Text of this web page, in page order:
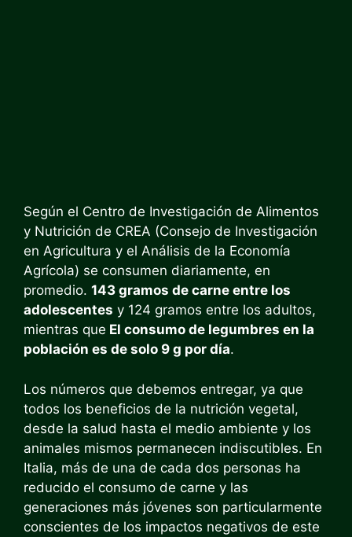
Según el Centro de Investigación de Alimentos
y Nutrición de CREA (Consejo de Investigación
en Agricultura y el Análisis de la Economía
Agrícola) se consumen diariamente, en
promedio. 143 gramos de carne entre los
adolescentes y 124 gramos entre los adultos,
mientras que El consumo de legumbres en la
población es de solo 9 g por día.
Los números que debemos entregar, ya que
todos los beneficios de la nutrición vegetal,
desde la salud hasta el medio ambiente y los
animales mismos permanecen indiscutibles. En
Italia, más de una de cada dos personas ha
reducido el consumo de carne y las
generaciones más jóvenes son particularmente
conscientes de los impactos negativos de este